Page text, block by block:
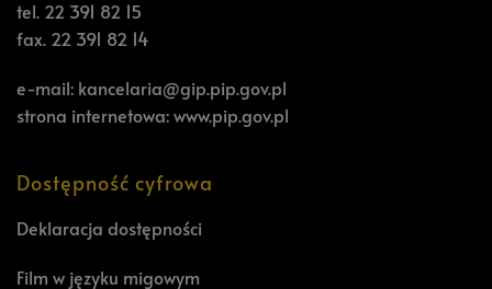
tel. 22 391 82 15
fax. 22 391 82 14
e-mail: kancelaria@gip.pip.gov.pl
strona internetowa:www.pip.gov.pl
Dostępność cyfrowa
Deklaracja dostępności
Film w języku migowym